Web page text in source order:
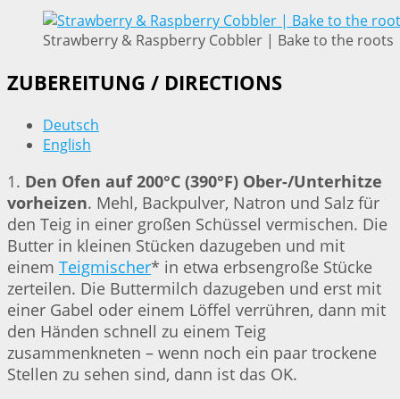
Strawberry & Raspberry Cobbler | Bake to the roots
ZUBEREITUNG / DIRECTIONS
Deutsch
English
1. Den Ofen auf 200°C (390°F) Ober-/Unterhitze
vorheizen. Mehl, Backpulver, Natron und Salz für
den Teig in einer großen Schüssel vermischen. Die
Butter in kleinen Stücken dazugeben und mit
einem Teigmischer* in etwa erbsengroße Stücke
zerteilen. Die Buttermilch dazugeben und erst mit
einer Gabel oder einem Löffel verrühren, dann mit
den Händen schnell zu einem Teig
zusammenkneten – wenn noch ein paar trockene
Stellen zu sehen sind, dann ist das OK.